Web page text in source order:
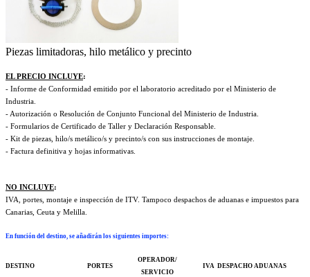
Piezas limitadoras, hilo metálico y precinto
EL PRECIO INCLUYE:
- Informe de Conformidad emitido por el laboratorio acreditado por el Ministerio de
Industria.
- Autorización o Resolución de Conjunto Funcional del Ministerio de Industria.
- Formularios de Certificado de Taller y Declaración Responsable.
- Kit de piezas, hilo/s metálico/s y precinto/s con sus instrucciones de montaje.
- Factura definitiva y hojas informativas.
NO INCLUYE:
IVA, portes, montaje e inspección de ITV. Tampoco despachos de aduanas e impuestos para
Canarias, Ceuta y Melilla.
En función del destino, se añadirán los siguientes importes:
DESTINO PORTES
OPERADOR/
SERVICIO
IVA DESPACHO ADUANAS